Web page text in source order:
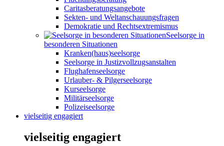
Caritasberatungsangebote
Sekten- und Weltanschauungsfragen
Demokratie und Rechtsextremismus
Seelsorge in
besonderen Situationen
Kranken(haus)seelsorge
Seelsorge in Justizvollzugsanstalten
Flughafenseelsorge
Urlauber- & Pilgerseelsorge
Kurseelsorge
Militärseelsorge
Polizeiseelsorge
vielseitig engagiert
vielseitig engagiert